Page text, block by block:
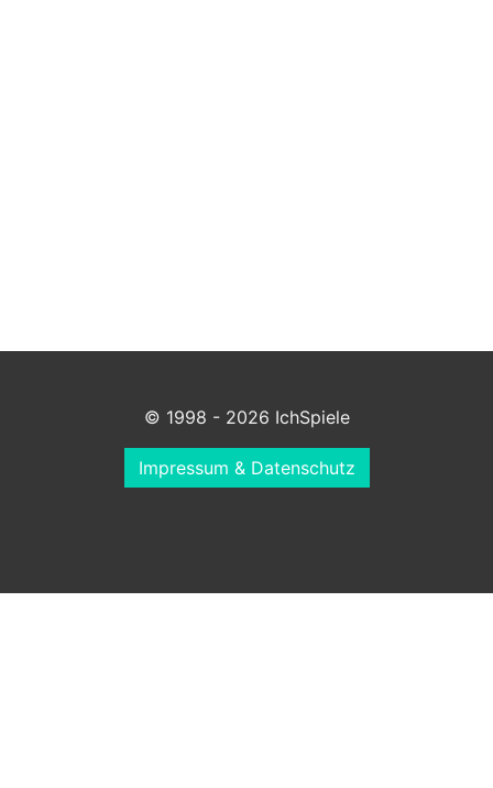
© 1998 - 2026 IchSpiele
Impressum & Datenschutz